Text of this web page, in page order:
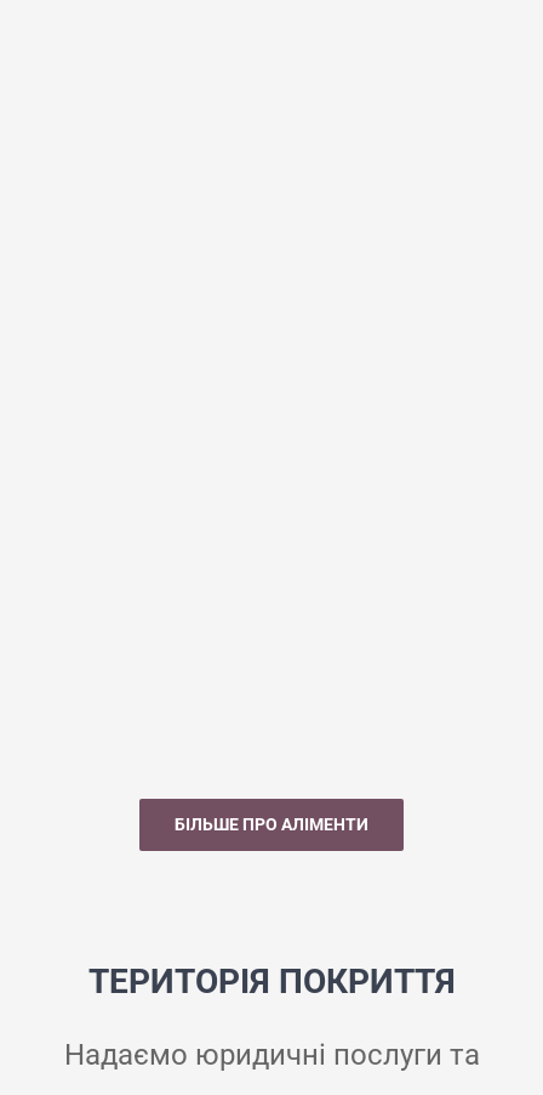
БІЛЬШЕ ПРО АЛІМЕНТИ
ТЕРИТОРІЯ ПОКРИТТЯ
Надаємо юридичні послуги та